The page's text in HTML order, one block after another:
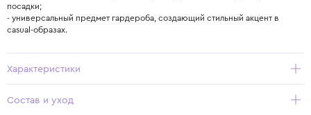
посадки;
- универсальный предмет гардероба, создающий стильный акцент в
casual-образах.
Характеристики
Состав и уход